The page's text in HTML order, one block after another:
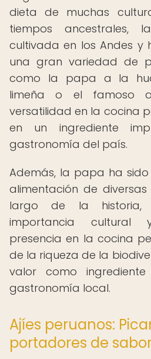
dieta de muchas
tiempos
cultivada en los Andes y
una gran variedad de
como la papa a la
limeña o el famoso
versatilidad en la cocina
en un ingrediente
gastronomía del país.
Además, la papa ha
alimentación de
largo de la historia,
importancia cultural
presencia en la cocina
de la riqueza de la
valor como
gastronomía local.
Ajíes peruanos:
portadores de